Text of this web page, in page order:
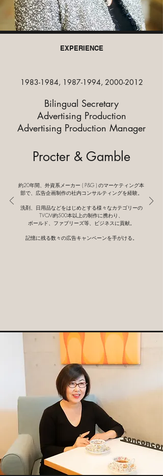
EXPERIENCE
Bilingual Secretary
Advertising Production
Advertising Production Manager
1983-1984, 1987-1994, 2000-2012
約20年間、外資系メーカー ( P&G ) のマーケティング本
部で、広告企画制作の社内コンサルティングを経験。
洗剤、日用品などをはじめとする様々なカテゴリーの
TVCM約500本以上の制作に携わり、
ボールド、ファブリーズ等、ビジネスに貢献。
記憶に残る数々の広告キャンペーンを手がける。
Procter & Gamble